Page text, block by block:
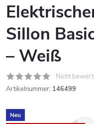
Sillon
– Weiß
Nicht
Artikelnummer: 146499
Neu